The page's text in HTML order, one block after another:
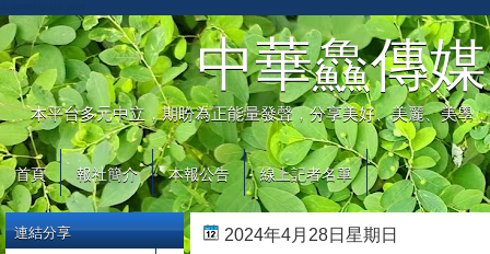
中華鱻傳媒
本平台多元中立，期盼為正能量發聲，分享美好、美麗、美學
首頁 報社簡介 本報公告 線上記者名單
2024年4月28日星期日
連結分享